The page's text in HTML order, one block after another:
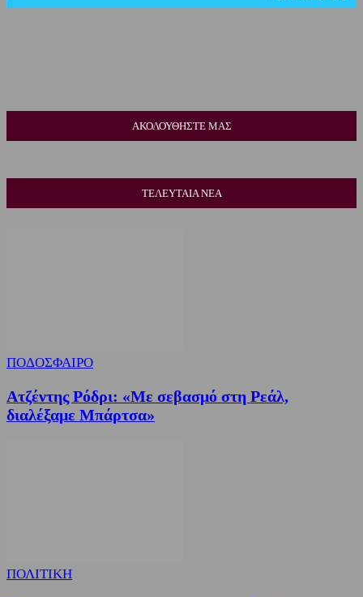
ΑΚΟΛΟΥΘΗΣΤΕ ΜΑΣ
ΤΕΛΕΥΤΑΙΑ ΝΕΑ
ΠΟΔΟΣΦΑΙΡΟ
Ατζέντης Ρόδρι: «Με σεβασμό στη Ρεάλ,
διαλέξαμε Μπάρτσα»
ΠΟΛΙΤΙΚΗ